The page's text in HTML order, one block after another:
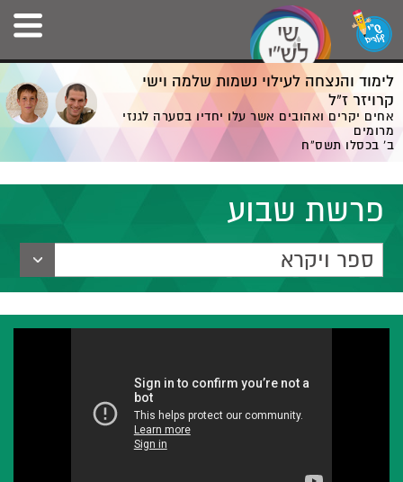
לימוד והנצחה לעילוי נשמות שלמה וישי
קרויזר ז”ל
אחים יקרים ואהובים אשר עלו יחדיו בסערה לגנזי
מרומים
ב' בכסלו תשס”ח
פרשת שבוע
ספר ויקרא